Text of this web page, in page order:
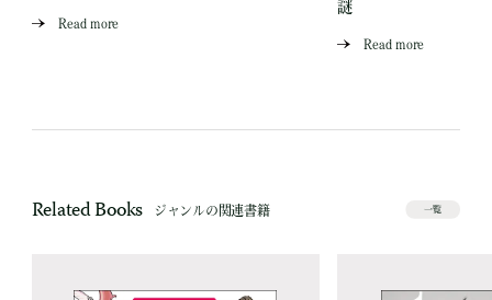
Read more
謎
Read more
Related Books ジャンルの関連書籍 一覧